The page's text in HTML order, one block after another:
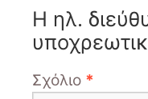
Η ηλ.
Σχόλιο *